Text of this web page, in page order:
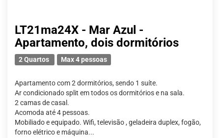
LT21ma24X - Mar Azul -
Apartamento, dois dormitórios
2 Quartos Max 4 pessoas
Apartamento com 2 dormitórios, sendo 1 suíte.
Ar condicionado split em todos os dormitórios e na sala.
2 camas de casal.
Acomoda até 4 pessoas.
Mobiliado e equipado. Wifi, televisão , geladeira duplex, fogão,
forno elétrico e máquina...